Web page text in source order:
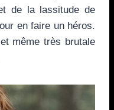
de la lassitude de
en faire un héros.
même très brutale